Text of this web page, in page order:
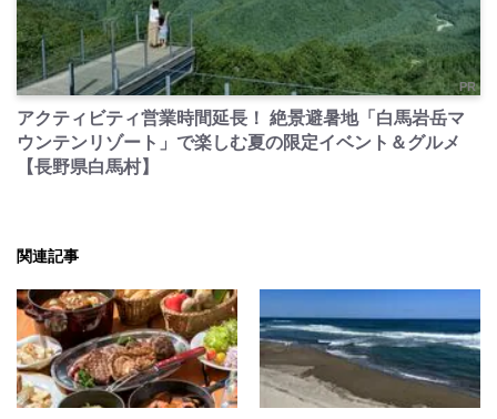
PR
アクティビティ営業時間延長！ 絶景避暑地「白馬岩岳マ
ウンテンリゾート」で楽しむ夏の限定イベント＆グルメ
【長野県白馬村】
関連記事